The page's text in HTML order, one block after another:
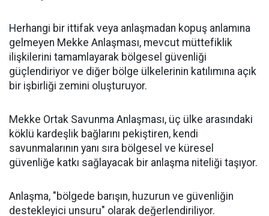
Herhangi bir ittifak veya anlaşmadan kopuş anlamına
gelmeyen Mekke Anlaşması, mevcut müttefiklik
ilişkilerini tamamlayarak bölgesel güvenliği
güçlendiriyor ve diğer bölge ülkelerinin katılımına açık
bir işbirliği zemini oluşturuyor.
Mekke Ortak Savunma Anlaşması, üç ülke arasındaki
köklü kardeşlik bağlarını pekiştiren, kendi
savunmalarının yanı sıra bölgesel ve küresel
güvenliğe katkı sağlayacak bir anlaşma niteliği taşıyor.
Anlaşma, "bölgede barışın, huzurun ve güvenliğin
destekleyici unsuru" olarak değerlendiriliyor.